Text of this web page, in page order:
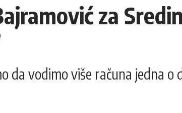
za
da vodimo više računa jedna o